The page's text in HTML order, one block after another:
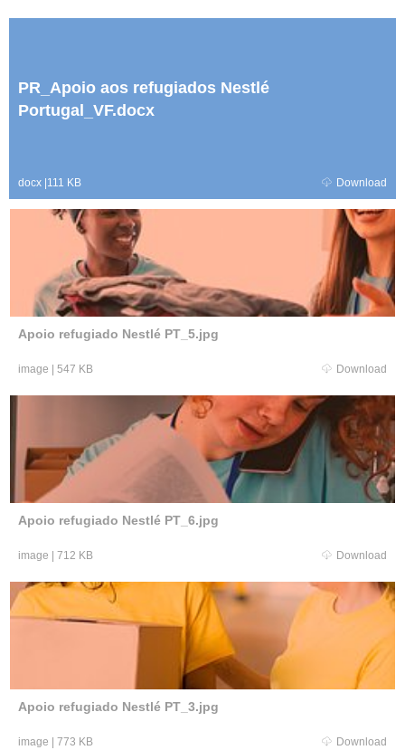
PR_Apoio aos refugiados Nestlé
Portugal_VF.docx
docx 111 KB Download
Apoio refugiado Nestlé PT_5.jpg
image 547 KB Download
Apoio refugiado Nestlé PT_6.jpg
image 712 KB Download
Apoio refugiado Nestlé PT_3.jpg
image 773 KB Download